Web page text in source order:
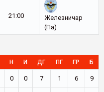
21:00
Железничар
(Па)
Н И ДГ ПГ ГР Б
0 0 7 1 6 9